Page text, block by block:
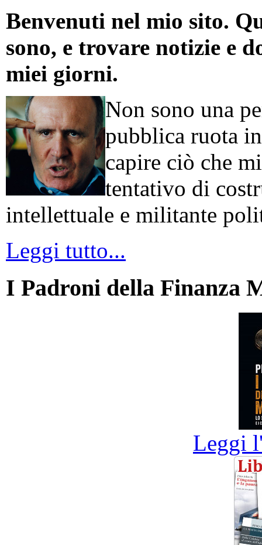
Benvenuti nel mio sito.
sono, e trovare notizie e
miei giorni.
Non sono una
pubblica ruota
capire ciò che
tentativo di
intellettuale e militante
Leggi tutto...
I Padroni della Finanza
Leggi